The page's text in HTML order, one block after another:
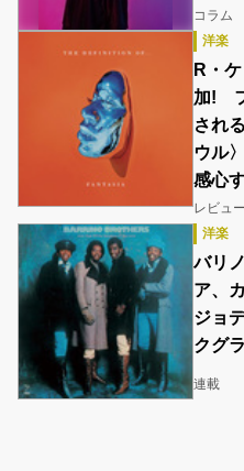
コラム
洋楽
R・
加!
され
ウル
感心
レビュー
洋楽
バリ
ア、
ジョ
クグ
連載